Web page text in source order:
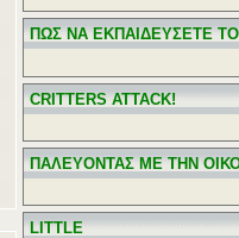
ΠΩΣ ΝΑ ΕΚΠΑΙΔΕΥΣΕΤΕ
CRITTERS ATTACK!
ΠΑΛΕΥΟΝΤΑΣ ΜΕ ΤΗΝ
LITTLE